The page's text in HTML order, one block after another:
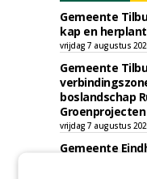
Gemeente
kap en
vrijdag 7 augustus
Gemeente
boslandschap
Groenprojecten
vrijdag 7 augustus
Gemeente